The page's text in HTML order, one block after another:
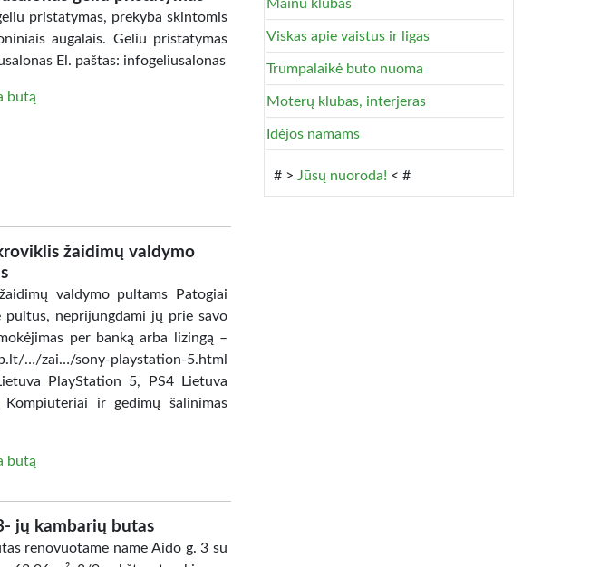
pristatymas, prekyba skintomis
augalais. Geliu pristatymas
El. paštas: infogeliusalonas
butą
žaidimų valdymo
valdymo pultams Patogiai
pultus, neprijungdami jų prie savo
per banką arba lizingą –
…/zai…/sony-playstation-5.html
PlayStation 5, PS4 Lietuva
ir gedimų šalinimas
butą
jų kambarių butas
renovuotame name Aido g. 3 su
Mainu klubas
Viskas apie vaistus ir ligas
Trumpalaikė buto nuoma
Moterų klubas, interjeras
Idėjos namams
# > Jūsų nuoroda! < #